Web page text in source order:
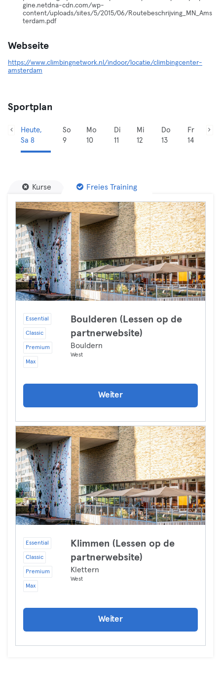
gine.netdna-cdn.com/wp-
content/uploads/sites/5/2015/06/Routebeschrijving_MN_Ams
terdam.pdf
Webseite
https://www.climbingnetwork.nl/indoor/locatie/climbingcenter-
amsterdam
Sportplan
Heute,
Sa 8
So
9
Mo
10
Di
11
Mi
12
Do
13
Fr
14
Kurse Freies Training
Essential
Classic
Premium
Max
Boulderen (Lessen op de
partnerwebsite)
Bouldern
West
Weiter
Essential
Classic
Premium
Max
Klimmen (Lessen op de
partnerwebsite)
Klettern
West
Weiter